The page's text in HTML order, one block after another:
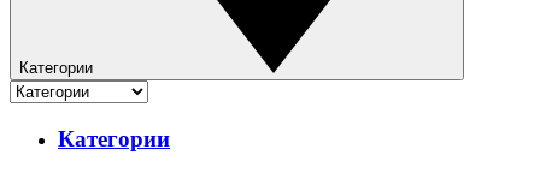
Категории
Категории